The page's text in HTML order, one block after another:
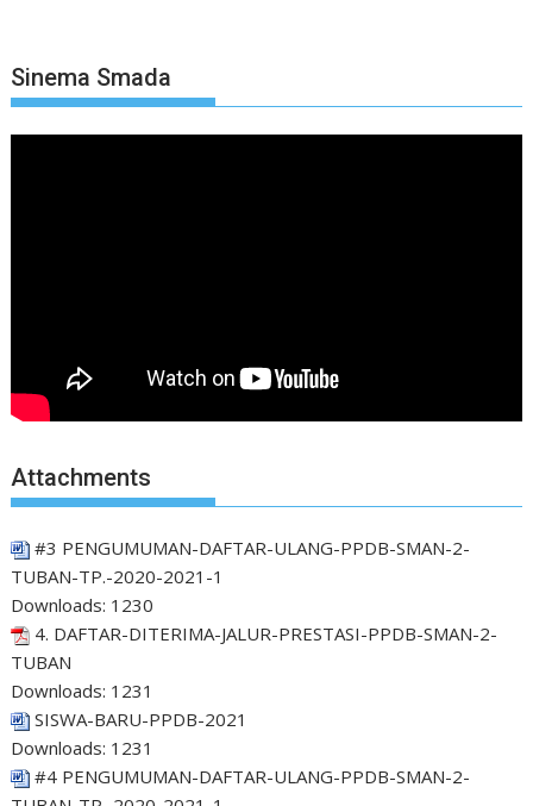
Sinema Smada
Attachments
#3 PENGUMUMAN-DAFTAR-ULANG-PPDB-SMAN-2-
TUBAN-TP.-2020-2021-1
Downloads: 1230
4. DAFTAR-DITERIMA-JALUR-PRESTASI-PPDB-SMAN-2-
TUBAN
Downloads: 1231
SISWA-BARU-PPDB-2021
Downloads: 1231
#4 PENGUMUMAN-DAFTAR-ULANG-PPDB-SMAN-2-